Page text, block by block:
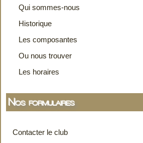
Qui sommes-nous
Historique
Les composantes
Ou nous trouver
Les horaires
Nos formulaires
Contacter le club